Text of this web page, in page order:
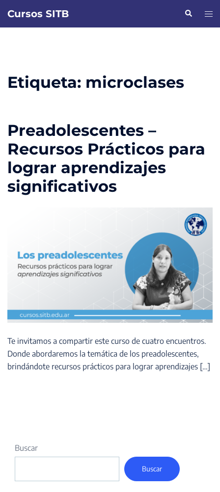
Cursos SITB Buscar
Etiqueta: microclases
Preadolescentes –
Recursos Prácticos para
lograr aprendizajes
significativos
Te invitamos a compartir este curso de cuatro encuentros.
Donde abordaremos la temática de los preadolescentes,
brindándote recursos prácticos para lograr aprendizajes […]
Buscar
Buscar